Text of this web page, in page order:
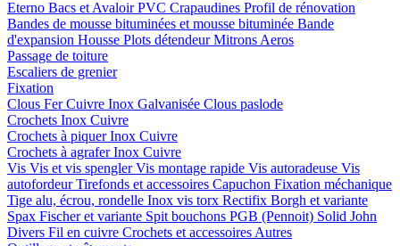
Eterno Bacs et Avaloir PVC Crapaudines Profil de rénovation
Bandes de mousse bituminées et mousse bituminée Bande
d'expansion Housse Plots détendeurMitrons Aeros
Passage de toiture
Escaliers de grenier
Fixation
Clous FerCuivre Inox Galvanisée Clous paslode
Crochets Inox Cuivre
Crochets à piquerInox Cuivre
Crochets à agraferInox Cuivre
Vis Vis et vis spenglerVis montage rapide Vis autoradeuse Vis
autofordeurTirefonds et accessoires Capuchon Fixation méchanique
Tige alu, écrou, rondelle Inox vis torx Rectifix Borgh et variante
Spax Fischer et variante Spit bouchons PGB (Pennoit) Solid John
Divers Fil en cuivre Crochets et accessoires Autres